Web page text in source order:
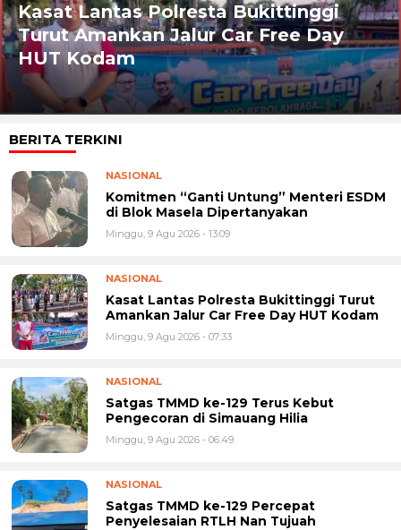
Kasat Lantas Polresta Bukittinggi
Turut Amankan Jalur Car Free Day
HUT Kodam
BERITA TERKINI
NASIONAL
Komitmen “Ganti Untung” Menteri ESDM
di Blok Masela Dipertanyakan
Minggu, 9 Agu 2026 - 13:09
NASIONAL
Kasat Lantas Polresta Bukittinggi Turut
Amankan Jalur Car Free Day HUT Kodam
Minggu, 9 Agu 2026 - 07:33
NASIONAL
Satgas TMMD ke-129 Terus Kebut
Pengecoran di Simauang Hilia
Minggu, 9 Agu 2026 - 06:49
NASIONAL
Satgas TMMD ke-129 Percepat
Penyelesaian RTLH Nan Tujuah